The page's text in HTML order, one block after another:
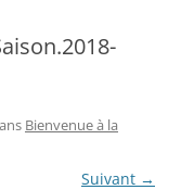
Bienvenue à la
Suivant →